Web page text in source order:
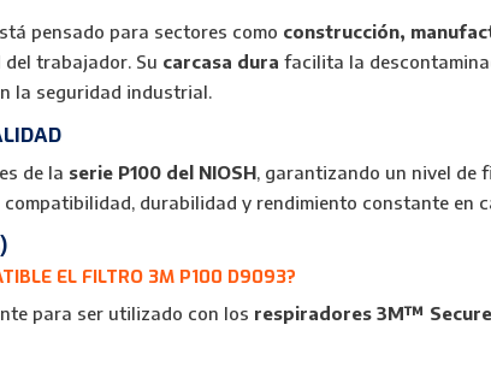
pensado para sectores como construcción,
trabajador. Su carcasa dura facilita la
la seguridad industrial.
de la serie P100 del NIOSH, garantizando un nivel de
durabilidad y rendimiento constante en
EL FILTRO 3M P100 D9093?
para ser utilizado con los respiradores 3M™